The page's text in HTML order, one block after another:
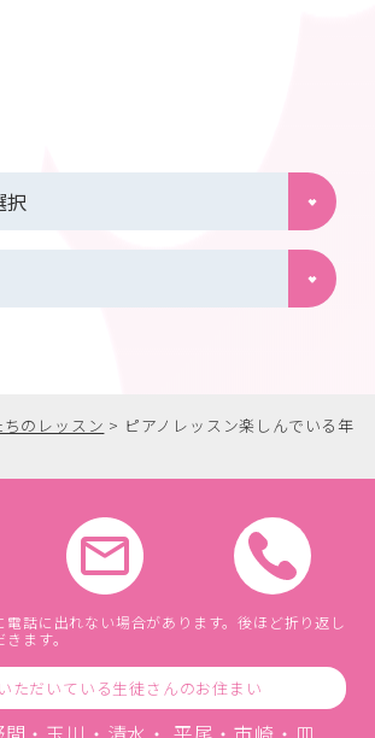
のレッスン > ピアノレッスン楽しんでいる年
電話に出れない場合があります。後ほど折り返し
ます。
ただいている生徒さんのお住まい